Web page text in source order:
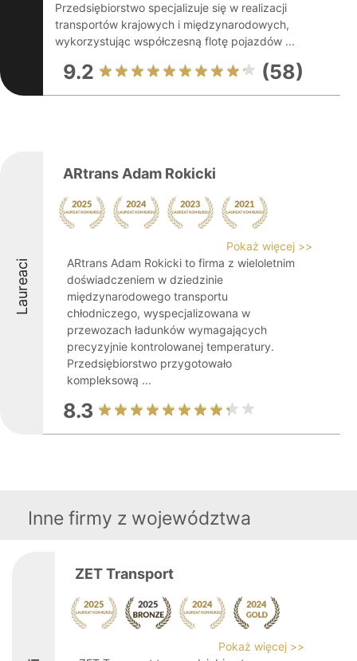
Przedsiębiorstwo specjalizuje się w realizacji
transportów krajowych i międzynarodowych,
wykorzystując współczesną flotę pojazdów ...
9.2 (58)
Laureaci
ARtrans Adam Rokicki
Pokaż więcej >>
ARtrans Adam Rokicki to firma z wieloletnim
doświadczeniem w dziedzinie
międzynarodowego transportu
chłodniczego, wyspecjalizowana w
przewozach ładunków wymagających
precyzyjnie kontrolowanej temperatury.
Przedsiębiorstwo przygotowało
kompleksową ...
8.3
Inne firmy z województwa
ZET Transport
Pokaż więcej >>